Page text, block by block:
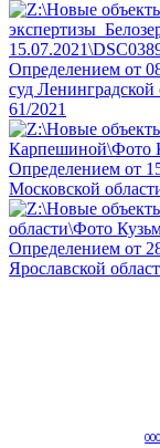
Определением от
суд
61/2021
Определением от
Московской
Определением от
Ярославской